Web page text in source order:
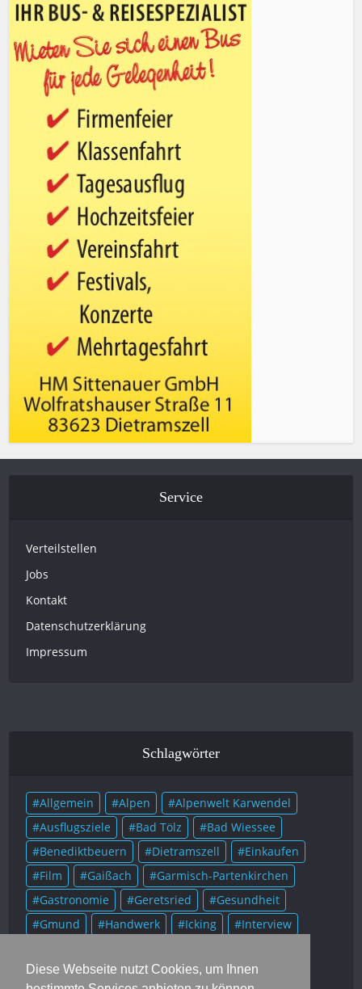
Diese Webseite nutzt Cookies, um Ihnen
Service
Verteilstellen
Jobs
Kontakt
Datenschutzerklärung
Impressum
Schlagwörter
Allgemein Alpen
Alpenwelt Karwendel
Ausflugsziele
Bad Tölz
Bad Wiessee
Benediktbeuern
Dietramszell
Einkaufen
Film
Gaißach
Garmisch-Partenkirchen
Gastronomie
Geretsried
Gesundheit
Gmund
Handwerk Icking
Interview
Mittenwald
Murnau Museum